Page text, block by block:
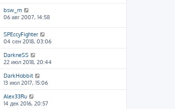
bsw_m
06 авг 2007, 14:58
SPEccyFighter
04 сен 2018, 03:06
DarkneSS
22 июл 2018, 20:44
DarkHobbit
13 июл 2017, 15:06
Alex33Ru
14 дек 2016, 20:57